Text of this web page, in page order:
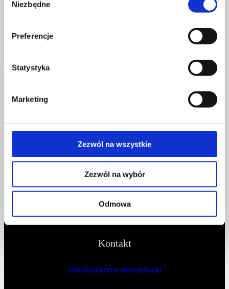
zgody
Niezbędne
Preferencje
Statystyka
Marketing
Zezwól na wszystkie
Zezwól na wybór
Odmowa
Profil facebook Czerwona
Szpilka
Szpilka
Profil tiktok Czerwona Szpilka
Profil youtube Czerwona
Kontakt
kontakt@czerwonaszpilka.pl